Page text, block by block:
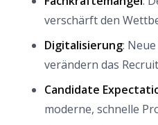
verschärft den
Digitalisierung:
verändern das
Candidate
moderne, schnelle